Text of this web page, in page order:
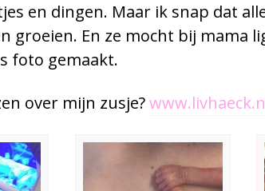
en dingen. Maar ik snap dat
groeien. En ze mocht bij mama
foto gemaakt.
over mijn zusje?